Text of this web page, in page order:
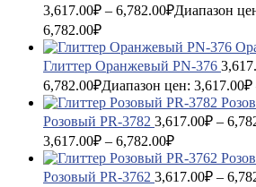
3,617.00₽ – 6,782.00₽Диапазон
6,782.00₽
Глиттер Оранжевый PN-376
6,782.00₽Диапазон цен:
Розовый PR-3782 3,617.00₽ –
3,617.00₽ – 6,782.00₽
Розовый PR-3762 3,617.00₽ –